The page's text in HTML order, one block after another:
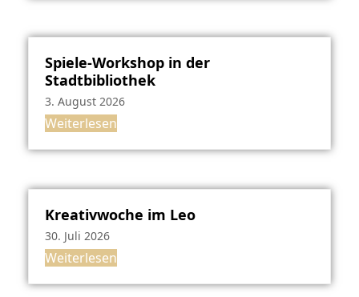
Spiele-Workshop in der
Stadtbibliothek
3. August 2026
Weiterlesen
Kreativwoche im Leo
30. Juli 2026
Weiterlesen